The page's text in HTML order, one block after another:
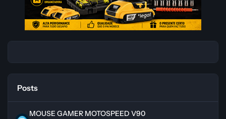
Posts
MOUSE GAMER MOTOSPEED V90